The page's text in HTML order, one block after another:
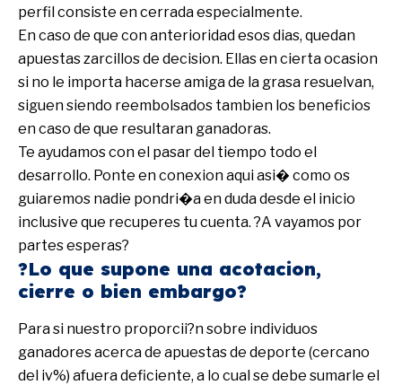
perfil consiste en cerrada especialmente.
En caso de que con anterioridad esos dias, quedan
apuestas zarcillos de decision. Ellas en cierta ocasion
si no le importa hacerse amiga de la grasa resuelvan,
siguen siendo reembolsados tambien los beneficios
en caso de que resultaran ganadoras.
Te ayudamos con el pasar del tiempo todo el
desarrollo. Ponte en conexion aqui asi� como os
guiaremos nadie pondri�a en duda desde el inicio
inclusive que recuperes tu cuenta. ?A vayamos por
partes esperas?
?Lo que supone una acotacion,
cierre o bien embargo?
Para si nuestro proporcii?n sobre individuos
ganadores acerca de apuestas de deporte (cercano
del iv%) afuera deficiente, a lo cual se debe sumarle el